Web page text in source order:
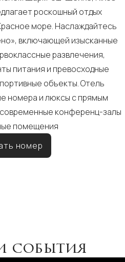
роскошный отдых
море. Наслаждайтесь
включающей изысканные
развлечения,
питания и превосходные
объекты. Отель
номера и люксы с прямым
конференц-залы
помещения
номер
события